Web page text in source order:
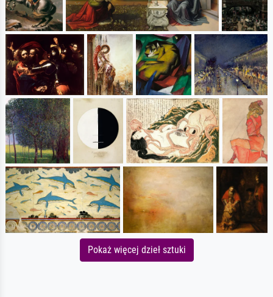
Pokaż więcej dzieł sztuki